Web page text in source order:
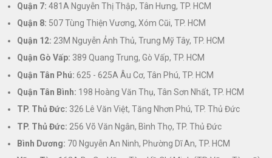
Quận 7: 481A Nguyễn Thị Thập, Tân Hưng, TP. HCM
Quận 8: 507 Tùng Thiện Vương, Xóm Cũi, TP. HCM
Quận 12: 23M Nguyễn Ảnh Thủ, Trung Mỹ Tây, TP. HCM
Quận Gò Vấp: 389 Quang Trung, Gò Vấp, TP. HCM
Quận Tân Phú: 625 - 625A Âu Cơ, Tân Phú, TP. HCM
Quận Tân Bình: 198 Hoàng Văn Thụ, Tân Sơn Nhất, TP. HCM
TP. Thủ Đức: 326 Lê Văn Việt, Tăng Nhơn Phú, TP. Thủ Đức
TP. Thủ Đức: 256 Võ Văn Ngân, Bình Thọ, TP. Thủ Đức
Bình Dương: 70 Nguyễn An Ninh, Phường Dĩ An, TP. HCM